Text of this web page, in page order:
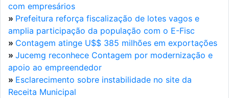
com empresários
» Prefeitura reforça fiscalização de lotes vagos e
amplia participação da população com o E-Fisc
» Contagem atinge U$$ 385 milhões em exportações
» Jucemg reconhece Contagem por modernização e
apoio ao empreendedor
» Esclarecimento sobre instabilidade no site da
Receita Municipal